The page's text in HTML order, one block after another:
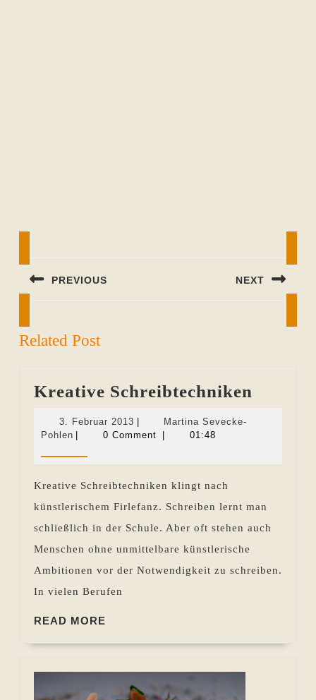
PREVIOUS NEXT
Related Post
Kreative Schreibtechniken
3. Februar 2013 3.
Februar
|
Martina Sevecke-
Pohlen Martina
Pohlen
| 0 Comment | 01:48
Kreative Schreibtechniken klingt nach
künstlerischem Firlefanz. Schreiben lernt man
schließlich in der Schule. Aber oft stehen auch
Menschen ohne unmittelbare künstlerische
Ambitionen vor der Notwendigkeit zu schreiben.
In vielen Berufen
READ MORE